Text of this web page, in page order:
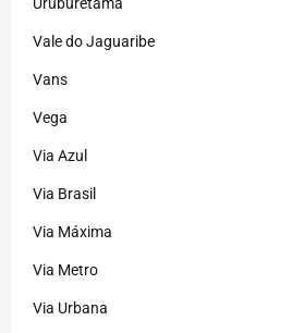
Uruburetama
Vale do Jaguaribe
Vans
Vega
Via Azul
Via Brasil
Via Máxima
Via Metro
Via Urbana